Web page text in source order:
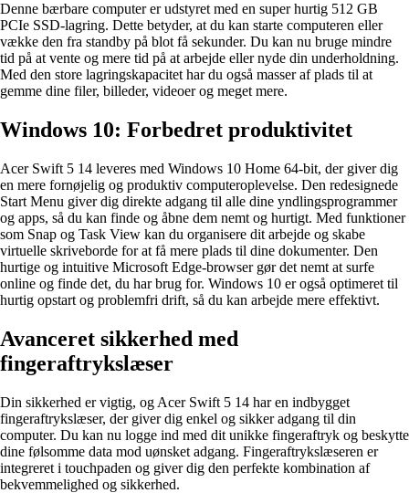
Denne bærbare computer er udstyret med en super hurtig 512 GB
PCIe SSD-lagring. Dette betyder, at du kan starte computeren eller
vække den fra standby på blot få sekunder. Du kan nu bruge mindre
tid på at vente og mere tid på at arbejde eller nyde din underholdning.
Med den store lagringskapacitet har du også masser af plads til at
gemme dine filer, billeder, videoer og meget mere.
Windows 10: Forbedret produktivitet
Acer Swift 5 14 leveres med Windows 10 Home 64-bit, der giver dig
en mere fornøjelig og produktiv computeroplevelse. Den redesignede
Start Menu giver dig direkte adgang til alle dine yndlingsprogrammer
og apps, så du kan finde og åbne dem nemt og hurtigt. Med funktioner
som Snap og Task View kan du organisere dit arbejde og skabe
virtuelle skriveborde for at få mere plads til dine dokumenter. Den
hurtige og intuitive Microsoft Edge-browser gør det nemt at surfe
online og finde det, du har brug for. Windows 10 er også optimeret til
hurtig opstart og problemfri drift, så du kan arbejde mere effektivt.
Avanceret sikkerhed med
fingeraftrykslæser
Din sikkerhed er vigtig, og Acer Swift 5 14 har en indbygget
fingeraftrykslæser, der giver dig enkel og sikker adgang til din
computer. Du kan nu logge ind med dit unikke fingeraftryk og beskytte
dine følsomme data mod uønsket adgang. Fingeraftrykslæseren er
integreret i touchpaden og giver dig den perfekte kombination af
bekvemmelighed og sikkerhed.